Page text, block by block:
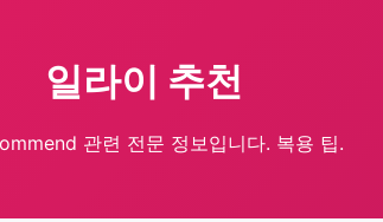
일라이 추천
관련 전문 정보입니다. 복용 팁.